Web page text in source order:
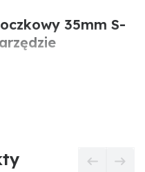
35mm S-
wszechstronne
nakrętek i